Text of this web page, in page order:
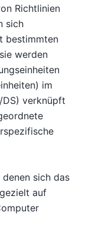
Richtlinien
sich
bestimmten
werden
im
DS) verknüpft
sich das
gezielt auf